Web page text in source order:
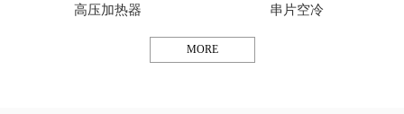
高压加热器 串片空冷
MORE